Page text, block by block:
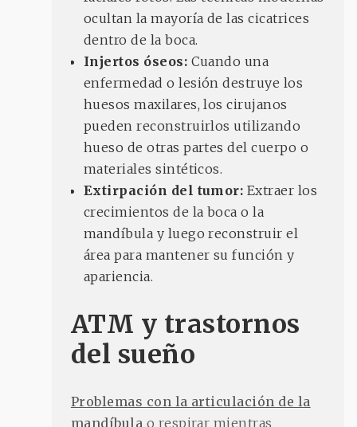
ocultan la mayoría de las cicatrices
dentro de la boca.
Injertos óseos: Cuando una
enfermedad o lesión destruye los
huesos maxilares, los cirujanos
pueden reconstruirlos utilizando
hueso de otras partes del cuerpo o
materiales sintéticos.
Extirpación del tumor: Extraer los
crecimientos de la boca o la
mandíbula y luego reconstruir el
área para mantener su función y
apariencia.
ATM y trastornos
del sueño
Problemas con la articulación de la
mandíbula o respirar mientras